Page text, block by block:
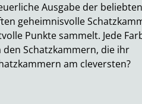
Ausgabe der beliebten
geheimnisvolle
Punkte sammelt. Jede
Schatzkammern, die ihr
am cleversten?